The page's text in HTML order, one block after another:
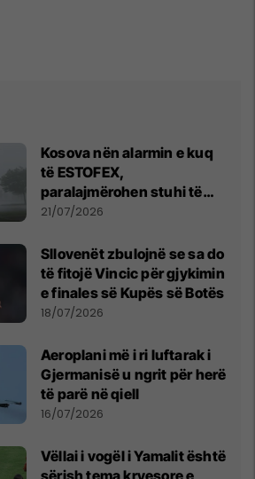
Kosova nën alarmin e kuq
të ESTOFEX,
paralajmërohen stuhi të
fuqishme me breshër dhe
21/07/2026
Sllovenët zbulojnë se sa do
të fitojë Vincic për gjykimin
e finales së Kupës së Botës
18/07/2026
Aeroplani më i ri luftarak i
Gjermanisë u ngrit për herë
të parë në qiell
16/07/2026
Vëllai i vogël i Yamalit është